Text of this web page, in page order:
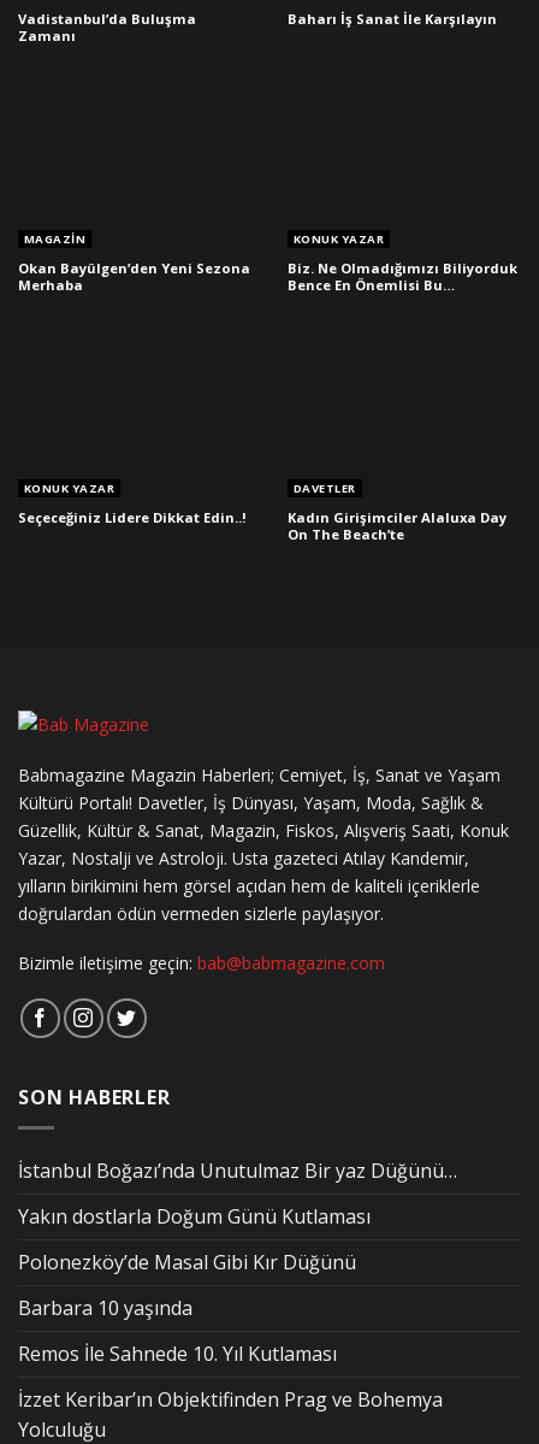
Vadistanbul’da Buluşma
Zamanı
Baharı İş Sanat İle Karşılayın
MAGAZIN
Okan Bayülgen’den Yeni Sezona
Merhaba
KONUK YAZAR
Biz. Ne Olmadığımızı Biliyorduk
Bence En Önemlisi Bu…
KONUK YAZAR
Seçeceğiniz Lidere Dikkat Edin..!
DAVETLER
Kadın Girişimciler Alaluxa Day
On The Beach’te
Babmagazine Magazin Haberleri; Cemiyet, İş, Sanat ve Yaşam
Kültürü Portalı! Davetler, İş Dünyası, Yaşam, Moda, Sağlık &
Güzellik, Kültür & Sanat, Magazin, Fiskos, Alışveriş Saati, Konuk
Yazar, Nostalji ve Astroloji. Usta gazeteci Atılay Kandemir,
yılların birikimini hem görsel açıdan hem de kaliteli içeriklerle
doğrulardan ödün vermeden sizlerle paylaşıyor.
Bizimle iletişime geçin: bab@babmagazine.com
SON HABERLER
İstanbul Boğazı’nda Unutulmaz Bir yaz Düğünü…
Yakın dostlarla Doğum Günü Kutlaması
Polonezköy’de Masal Gibi Kır Düğünü
Barbara 10 yaşında
Remos İle Sahnede 10. Yıl Kutlaması
İzzet Keribar’ın Objektifinden Prag ve Bohemya
Yolculuğu